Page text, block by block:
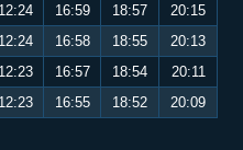
12:24 16:59 18:57
20:15
12:24 16:58 18:55
20:13
12:23 16:57 18:54
20:11
12:23 16:55 18:52 20:09